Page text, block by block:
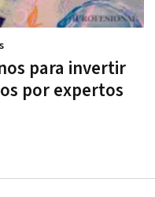
para invertir
por expertos